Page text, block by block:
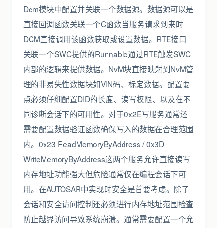
Dcm模块中配置并关联一个数据源。数据源可以是
直接回调函数关联一个C函数当服务请求到来时
DCM直接调用该函数获取或设置数据。RTE接口
关联一个SWC提供的Runnable通过RTE触发SWC
内部的逻辑来提供数据。NvM块直接映射到NvM管
理的非易失性数据块如VIN码、标定数据。配置要
点必须仔细配置DID的长度、读写权限、以及在不
同诊断会话下的可用性。对于0x2E写服务通常还
需要配置数据验证函数确保写入的数据在合理范围
内。0x23 ReadMemoryByAddress / 0x3D
WriteMemoryByAddress这两个服务允许直接读写
内存地址功能强大但危险通常仅在编程会话下可
用。在AUTOSAR中实现时安全是首要考虑。除了
会话和安全访问控制还必须进行内存地址范围检查
防止越界访问导致系统崩溃。通常需要配置一个允